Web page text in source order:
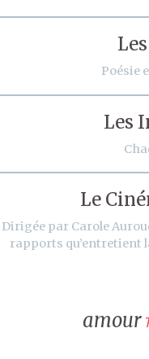
Poésie
Les
Le
Dirigée par Carole
rapports qu’entretient
amour